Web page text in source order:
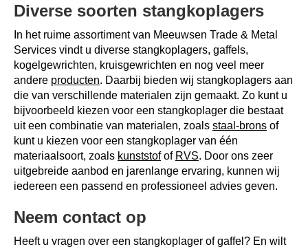
Diverse soorten stangkoplagers
In het ruime assortiment van Meeuwsen Trade & Metal
Services vindt u diverse stangkoplagers, gaffels,
kogelgewrichten, kruisgewrichten en nog veel meer
andere producten. Daarbij bieden wij stangkoplagers aan
die van verschillende materialen zijn gemaakt. Zo kunt u
bijvoorbeeld kiezen voor een stangkoplager die bestaat
uit een combinatie van materialen, zoals staal-brons of
kunt u kiezen voor een stangkoplager van één
materiaalsoort, zoals kunststofof RVS. Door ons zeer
uitgebreide aanbod en jarenlange ervaring, kunnen wij
iedereen een passend en professioneel advies geven.
Neem contact op
Heeft u vragen over een stangkoplager of gaffel? En wilt